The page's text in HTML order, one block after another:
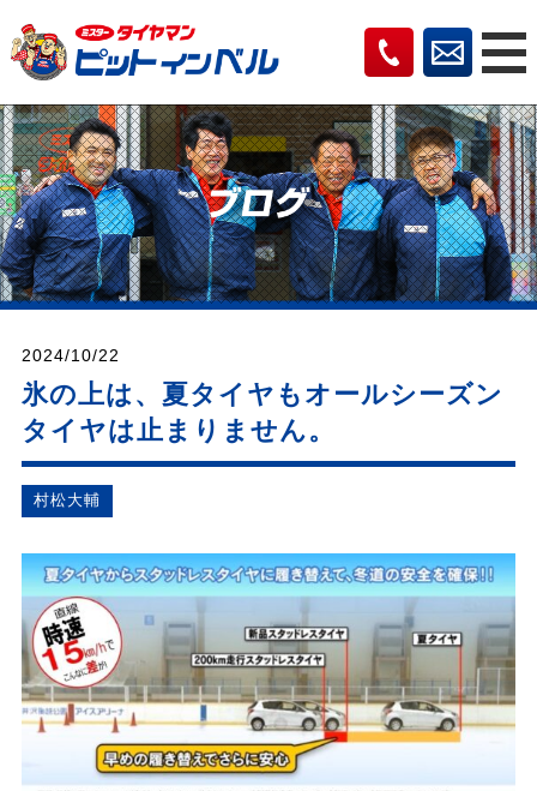
2024/10/22
氷の上は、夏タイヤもオールシーズン
タイヤは止まりません。
村松⼤輔